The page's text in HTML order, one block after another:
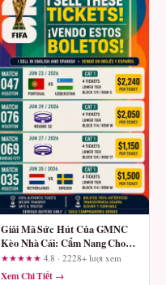
Giải Mã Sức Hút Của GMNC
Kèo Nhà Cái: Cẩm Nang Cho
Dân Cá Độ Thông Minh
★★★★★ 4.8 · 2228+ lượt xem
Xem Chi Tiết →